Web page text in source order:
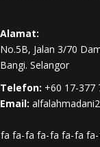
Alamat:
No.5B, Jalan 3/70
Bangi. Selangor
Telefon: +60 17-377
Email:
fa fa-fa fa-fa fa-fa fa-